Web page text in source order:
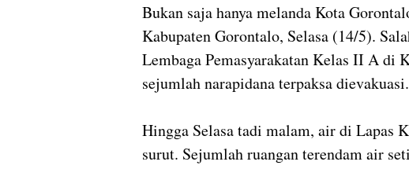
Bukan saja hanya melanda Kota
Kabupaten Gorontalo, Selasa (14/5).
Lembaga Pemasyarakatan Kelas II A di
sejumlah narapidana terpaksa dievakuasi.
Hingga Selasa tadi malam, air di Lapas
surut. Sejumlah ruangan terendam air